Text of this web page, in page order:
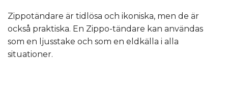
Zippotändare är tidlösa och ikoniska, men de är
också praktiska. En Zippo-tändare kan användas
som en ljusstake och som en eldkälla i alla
situationer.